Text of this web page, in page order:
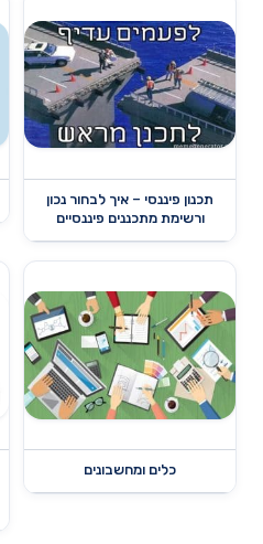
תכנון פיננסי – איך לבחור נכון
ורשימת מתכננים פיננסיים
כלים ומחשבונים